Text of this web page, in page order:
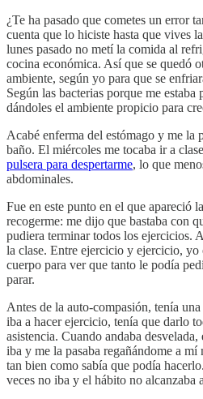
¿Te ha pasado que cometes un error
cuenta que lo hiciste hasta que vives
lunes pasado no metí la comida al
cocina económica. Así que se quedó
ambiente, según yo para que se
Según las bacterias porque me
dándoles el ambiente propicio para
Acabé enferma del estómago y me la
baño. El miércoles me tocaba ir a
pulsera para despertarme, lo que
abdominales.
Fue en este punto en el que apareció
recogerme: me dijo que bastaba con
pudiera terminar todos los ejercicios.
la clase. Entre ejercicio y ejercicio, yo
cuerpo para ver que tanto le podía
parar.
Antes de la auto-compasión, tenía
iba a hacer ejercicio, tenía que darlo
asistencia. Cuando andaba
iba y me la pasaba regañándome a
tan bien como sabía que podía
veces no iba y el hábito no alcanzaba